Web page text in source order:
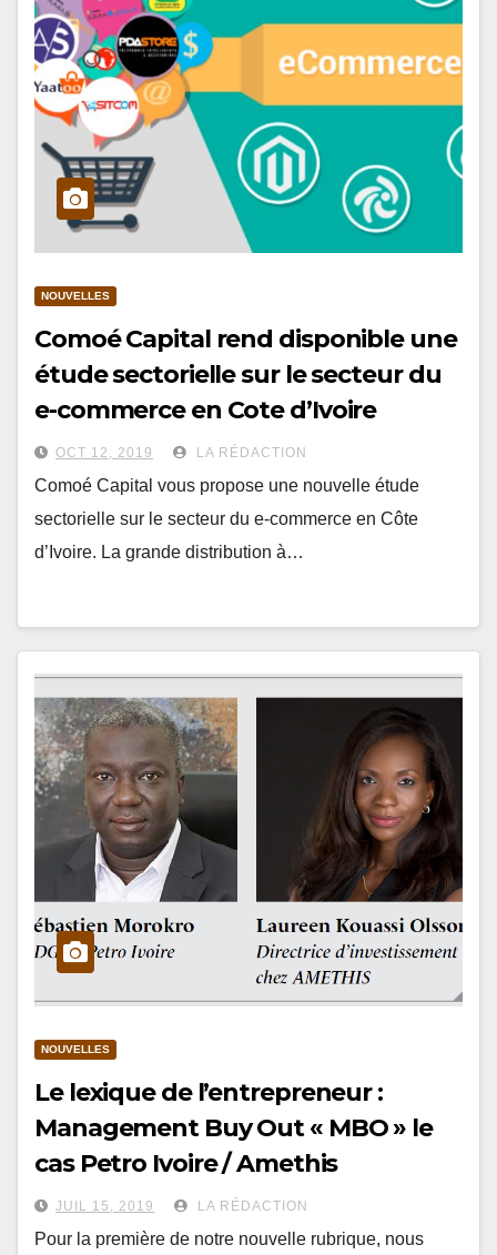
NOUVELLES
Comoé Capital rend disponible une
étude sectorielle sur le secteur du
e-commerce en Cote d’Ivoire
OCT 12, 2019 LA RÉDACTION
Comoé Capital vous propose une nouvelle étude
sectorielle sur le secteur du e-commerce en Côte
d’Ivoire. La grande distribution à…
NOUVELLES
Le lexique de l’entrepreneur :
Management Buy Out « MBO » le
cas Petro Ivoire / Amethis
JUIL 15, 2019 LA RÉDACTION
Pour la première de notre nouvelle rubrique, nous